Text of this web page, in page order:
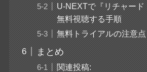
U-NEXTで『リチャード
無料視聴する手順
無料トライアルの注意点
まとめ
関連投稿: